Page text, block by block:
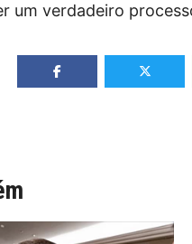
um verdadeiro